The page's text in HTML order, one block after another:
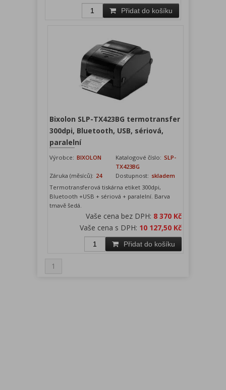
Přidat do košíku
Bixolon SLP-TX423BG termotransfer
300dpi, Bluetooth, USB, sériová,
paralelní
Výrobce: BIXOLON Katalogové číslo: SLP-
TX423BG
Záruka (měsíců): 24 Dostupnost: skladem
Termotransferová tiskárna etiket 300dpi,
Bluetooth +USB + sériová + paralelní. Barva
tmavě šedá.
Vaše cena bez DPH: 8 370 Kč
Vaše cena s DPH: 10 127,50 Kč
Přidat do košíku
1